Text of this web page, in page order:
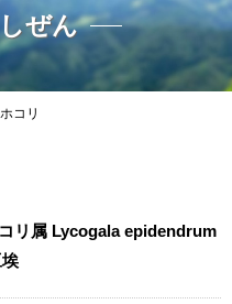
ぜん
コリ
リ属 Lycogala epidendrum